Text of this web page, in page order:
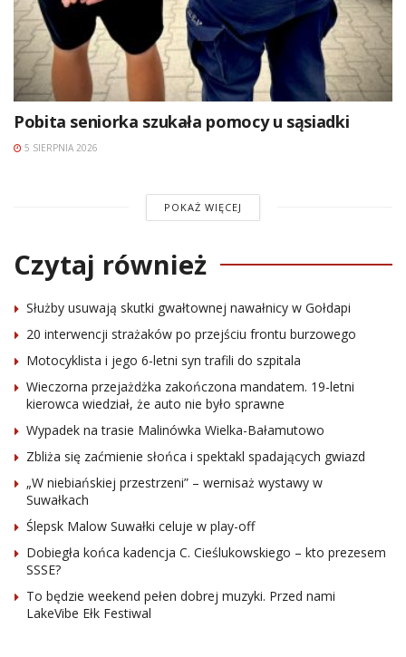
Pobita seniorka szukała pomocy u sąsiadki
5 SIERPNIA 2026
POKAŻ WIĘCEJ
Czytaj również
Służby usuwają skutki gwałtownej nawałnicy w Gołdapi
20 interwencji strażaków po przejściu frontu burzowego
Motocyklista i jego 6-letni syn trafili do szpitala
Wieczorna przejażdżka zakończona mandatem. 19-letni
kierowca wiedział, że auto nie było sprawne
Wypadek na trasie Malinówka Wielka-Bałamutowo
Zbliża się zaćmienie słońca i spektakl spadających gwiazd
„W niebiańskiej przestrzeni” – wernisaż wystawy w
Suwałkach
Ślepsk Malow Suwałki celuje w play-off
Dobiegła końca kadencja C. Cieślukowskiego – kto prezesem
SSSE?
To będzie weekend pełen dobrej muzyki. Przed nami
LakeVibe Ełk Festiwal